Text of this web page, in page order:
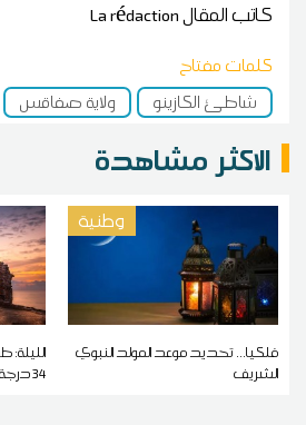
كاتب المقالLa rédaction
كلمات مفتاح
شاطئ الكازينو
ولاية صفاقس
الاكثر مشاهدة
وطنية
فلكيا... تحديد موعد المولد النبوي
الشريف
34 درجة